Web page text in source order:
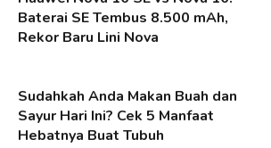
Baterai SE Tembus 8.500 mAh,
Rekor Baru Lini Nova
Sudahkah Anda Makan Buah dan
Sayur Hari Ini? Cek 5 Manfaat
Hebatnya Buat Tubuh